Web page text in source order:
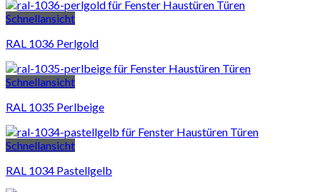
Schnellansicht
RAL 1036 Perlgold
Schnellansicht
RAL 1035 Perlbeige
Schnellansicht
RAL 1034 Pastellgelb